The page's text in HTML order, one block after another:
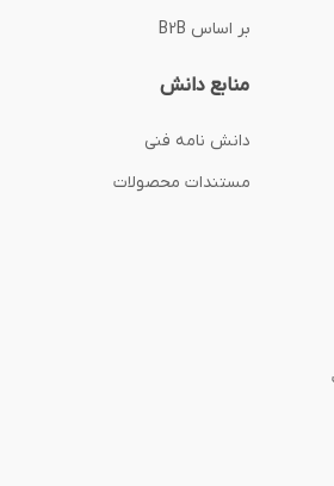
بر اساس B2B
منابع دانش
دانش نامه فنی
مستندات محصولات